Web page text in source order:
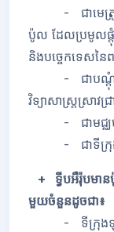
- ជាមេត្រូប៉ូល
ប៉ូល ដែលប្រមូលផ្តុំ
និងបច្ចេកទេសនៃ
- ជាបណ្តុំនៃ
វិទ្យាសាស្រ្តស្រាវជ្រ
- ជាមជ្ឈមណ្
- ជាទីក្រុងវិទ្
+ ទ្វីបអឺរ៉ុបមាន
មួយចំនួនដូចជា៖
- ទីក្រុងឡុងដ៍